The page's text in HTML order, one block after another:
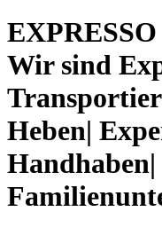
Wir sind
Heben|